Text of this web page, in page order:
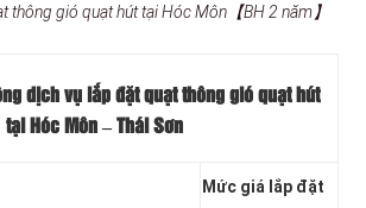
thông gió quạt hút tại Hóc Môn【BH 2 năm】
dịch vụ lắp đặt quạt thông gió quạt hút
tại Hóc Môn – Thái Sơn
Mức giá lắp đặt